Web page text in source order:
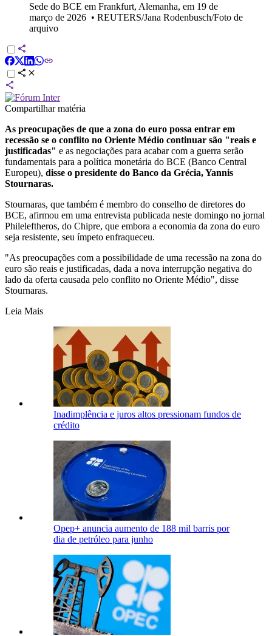
Sede do BCE em Frankfurt, Alemanha, em 19 de
março de 2026 • REUTERS/Jana Rodenbusch/Foto de
arquivo
Compartilhar matéria
As preocupações de que a zona do euro possa entrar em
recessão se o conflito no Oriente Médio continuar são "reais e
justificadas" e as negociações para acabar com a guerra serão
fundamentais para a política monetária do BCE (Banco Central
Europeu), disse o presidente do Banco da Grécia, Yannis
Stournaras.
Stournaras, que também é membro do conselho de diretores do
BCE, afirmou em uma entrevista publicada neste domingo no jornal
Phileleftheros, do Chipre, que embora a economia da zona do euro
seja resistente, seu ímpeto enfraqueceu.
"As preocupações com a possibilidade de uma recessão na zona do
euro são reais e justificadas, dada a nova interrupção negativa do
lado da oferta causada pelo conflito no Oriente Médio", disse
Stournaras.
Leia Mais
Inadimplência e juros altos pressionam fundos de
crédito
Opep+ anuncia aumento de 188 mil barris por
dia de petróleo para junho